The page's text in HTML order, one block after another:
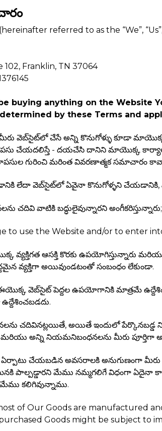
referred to as the “We”,
102, Franklin, TN 37064
buying anything on the Website
by these Terms and
మీరు వెబ్‌సైట్‌లో చేసే అన్ని కొనుగోళ్ళు కూడా
వాపసు చేయదలిస్తే - దయచేసి దానిని మాయొక్క
గురించి మరింత వివరణాత్మక
లేదా వెబ్‌సైట్‌లో ఏవైనా కొనుగోళ్ళని చేయడానికి,
చదివి వాటికి బద్ధులైవున్నారని అంగీకరిస్తున్నారు;
to use the Website and/or to enter
వ్యక్తిగత ఆసక్తి కొరకు ఉపయోగిస్తున్నారు
వ్యక్తిగా అయివుండటంతో సంబంధం లేకుండా.
వెబ్‌సైట్‌ పెద్దల ఉపయోగానికి మాత్రమే
చదివినట్లయితే, అయితే ఇందులో
మరియు అన్ని నియమనిబంధనలను మీరు పూర్తిగా
ఏర్పాటు చేయబడిన అవసరాలకి అనుగుణంగా
పాల్పడ్డారని మేము నమ్మగలిగే విధంగా ఏదైనా
కలిగివున్నాము.
of Our Goods are manufactured
Goods might be subject to